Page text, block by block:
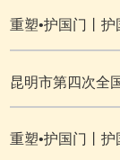
重塑•护国门丨护
昆明市第四次全
重塑•护国门丨护